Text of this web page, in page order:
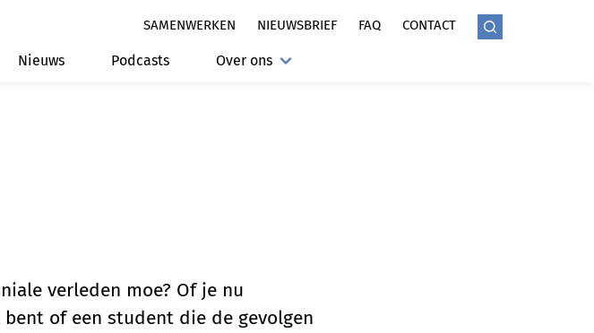
SAMENWERKEN NIEUWSBRIEF FAQ CONTACT
Nieuws Podcasts Over ons
verleden moe? Of je nu
of een student die de gevolgen